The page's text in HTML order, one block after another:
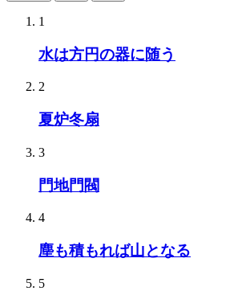
1
水は方円の器に随う
2
夏炉冬扇
3
門地門閥
4
塵も積もれば山となる
5